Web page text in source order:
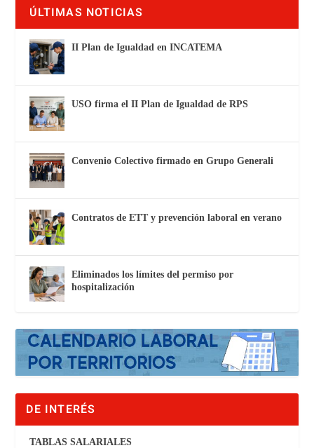
ÚLTIMAS NOTICIAS
II Plan de Igualdad en INCATEMA
USO firma el II Plan de Igualdad de RPS
Convenio Colectivo firmado en Grupo Generali
Contratos de ETT y prevención laboral en verano
Eliminados los límites del permiso por
hospitalización
DE INTERÉS
TABLAS SALARIALES